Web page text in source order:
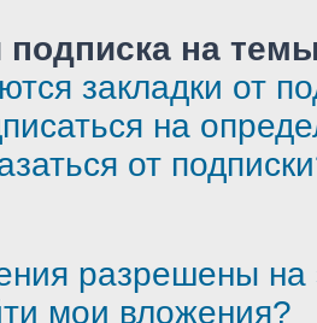
подписка на
закладки от
на
от
разрешены
мои вложения?